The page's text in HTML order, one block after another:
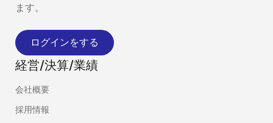
ます。
ログインをする
経営/決算/業績
会社概要
採用情報